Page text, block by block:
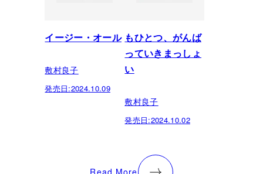
イージー・オール
敷村良子
発売日:2024.10.09
もひとつ、がんば
っていきまっしょ
い
敷村良子
発売日:2024.10.02